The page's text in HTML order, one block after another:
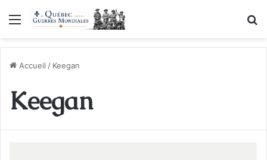
Menu
Accueil / Keegan
Keegan